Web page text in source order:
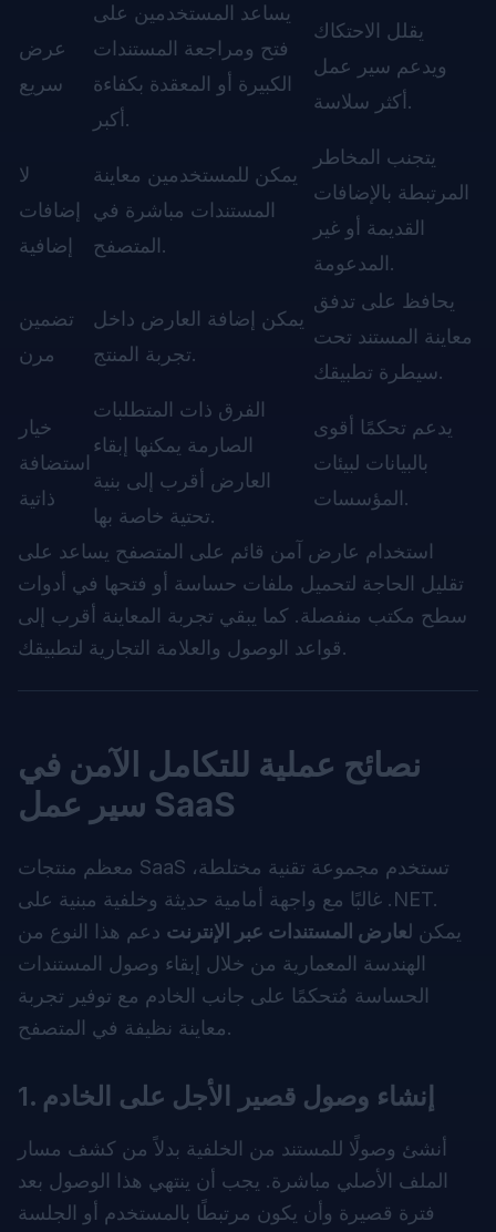
عرض
سريع
يساعد المستخدمين على
فتح ومراجعة المستندات
الكبيرة أو المعقدة بكفاءة
أكبر.
يقلل الاحتكاك
ويدعم سير عمل
أكثر سلاسة.
لا
إضافات
إضافية
يمكن للمستخدمين معاينة
المستندات مباشرة في
المتصفح.
يتجنب المخاطر
المرتبطة بالإضافات
القديمة أو غير
المدعومة.
تضمين
مرن
يمكن إضافة العارض داخل
تجربة المنتج.
يحافظ على تدفق
معاينة المستند تحت
سيطرة تطبيقك.
خيار
استضافة
ذاتية
الفرق ذات المتطلبات
الصارمة يمكنها إبقاء
العارض أقرب إلى بنية
تحتية خاصة بها.
يدعم تحكمًا أقوى
بالبيانات لبيئات
المؤسسات.
استخدام عارض آمن قائم على المتصفح يساعد على
تقليل الحاجة لتحميل ملفات حساسة أو فتحها في أدوات
سطح مكتب منفصلة. كما يبقي تجربة المعاينة أقرب إلى
قواعد الوصول والعلامة التجارية لتطبيقك.
نصائح عملية للتكامل الآمن في
سير عمل SaaS
معظم منتجات SaaS تستخدم مجموعة تقنية مختلطة،
غالبًا مع واجهة أمامية حديثة وخلفية مبنية على .NET.
يمكن لعارض المستندات عبر الإنترنت دعم هذا النوع من
الهندسة المعمارية من خلال إبقاء وصول المستندات
الحساسة مُتحكمًا على جانب الخادم مع توفير تجربة
معاينة نظيفة في المتصفح.
1. إنشاء وصول قصير الأجل على الخادم
أنشئ وصولًا للمستند من الخلفية بدلاً من كشف مسار
الملف الأصلي مباشرة. يجب أن ينتهي هذا الوصول بعد
فترة قصيرة وأن يكون مرتبطًا بالمستخدم أو الجلسة